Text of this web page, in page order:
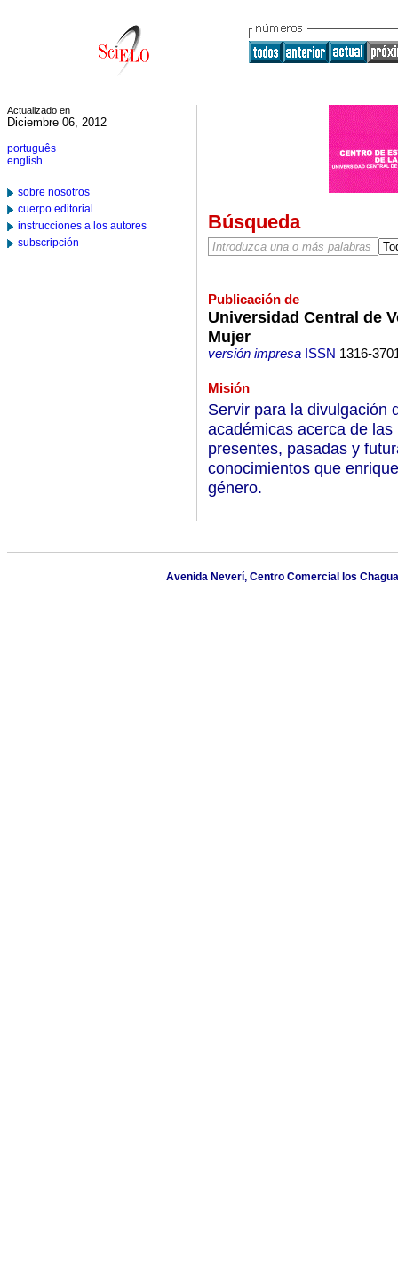
Actualizado en
Diciembre 06, 2012
português
english
sobre nosotros
cuerpo editorial
instrucciones a los autores
subscripción
Búsqueda
Publicación de
Universidad Central de
Mujer
versión impresaISSN 1316-
Misión
Servir para la divulgación
académicas acerca de
presentes, pasadas y
conocimientos que
género.
Avenida Neverí, Centro Comercial los